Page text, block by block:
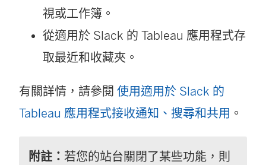
啟
視或工作簿。
從適用於 Slack 的 Tableau 應用程式存
取最近和收藏夾。
有關詳情，請參閱 使用適用於 Slack 的
Tableau 應用程式接收通知、搜尋和共用 。
附註： 若您的站台關閉了某些功能，則